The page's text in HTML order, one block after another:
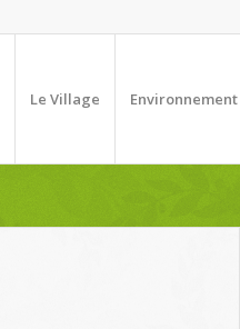
Le Village Environnement